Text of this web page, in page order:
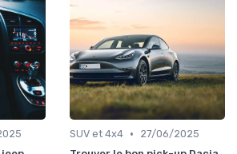
SUV et 4x4 •
27/06/2025